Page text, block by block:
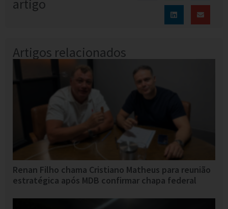
artigo
Artigos relacionados
Renan Filho chama Cristiano Matheus para reunião
estratégica após MDB confirmar chapa federal